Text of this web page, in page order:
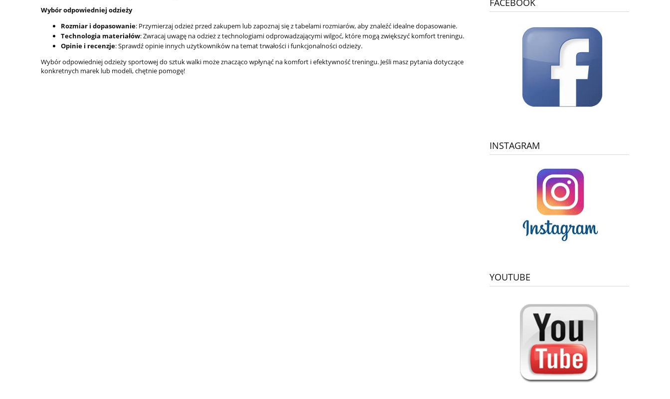
Wybór odpowiedniej odzieży
Rozmiar i dopasowanie: Przymierzaj odzież przed zakupem lub zapoznaj się z tabelami rozmiarów, aby znaleźć idealne dopasowanie.
Technologia materiałów: Zwracaj uwagę na odzież z technologiami odprowadzającymi wilgoć, które mogą zwiększyć komfort treningu.
Opinie i recenzje: Sprawdź opinie innych użytkowników na temat trwałości i funkcjonalności odzieży.
Wybór odpowiedniej odzieży sportowej do sztuk walki może znacząco wpłynąć na komfort i efektywność treningu. Jeśli masz pytania dotyczące
konkretnych marek lub modeli, chętnie pomogę!
FACEBOOK
INSTAGRAM
YOUTUBE